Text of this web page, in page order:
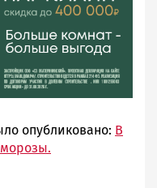
опубликовано: В